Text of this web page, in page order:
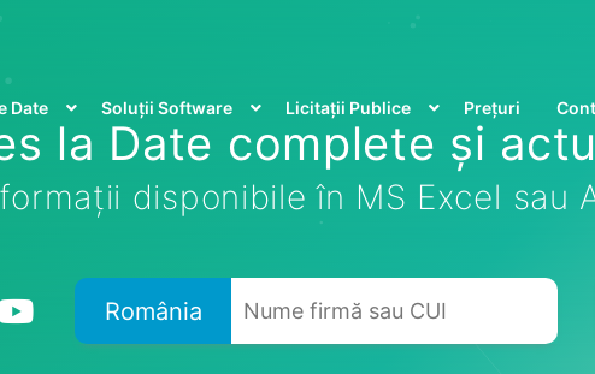
Date Soluții Software Licitații Publice Prețuri
la Date complete și
disponibile în MS Excel sau
România